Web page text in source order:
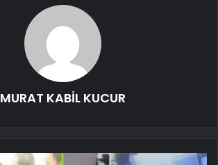
MURAT KABİL KUCUR